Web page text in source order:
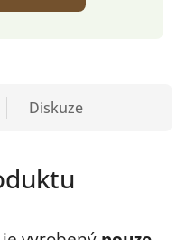
Diskuze